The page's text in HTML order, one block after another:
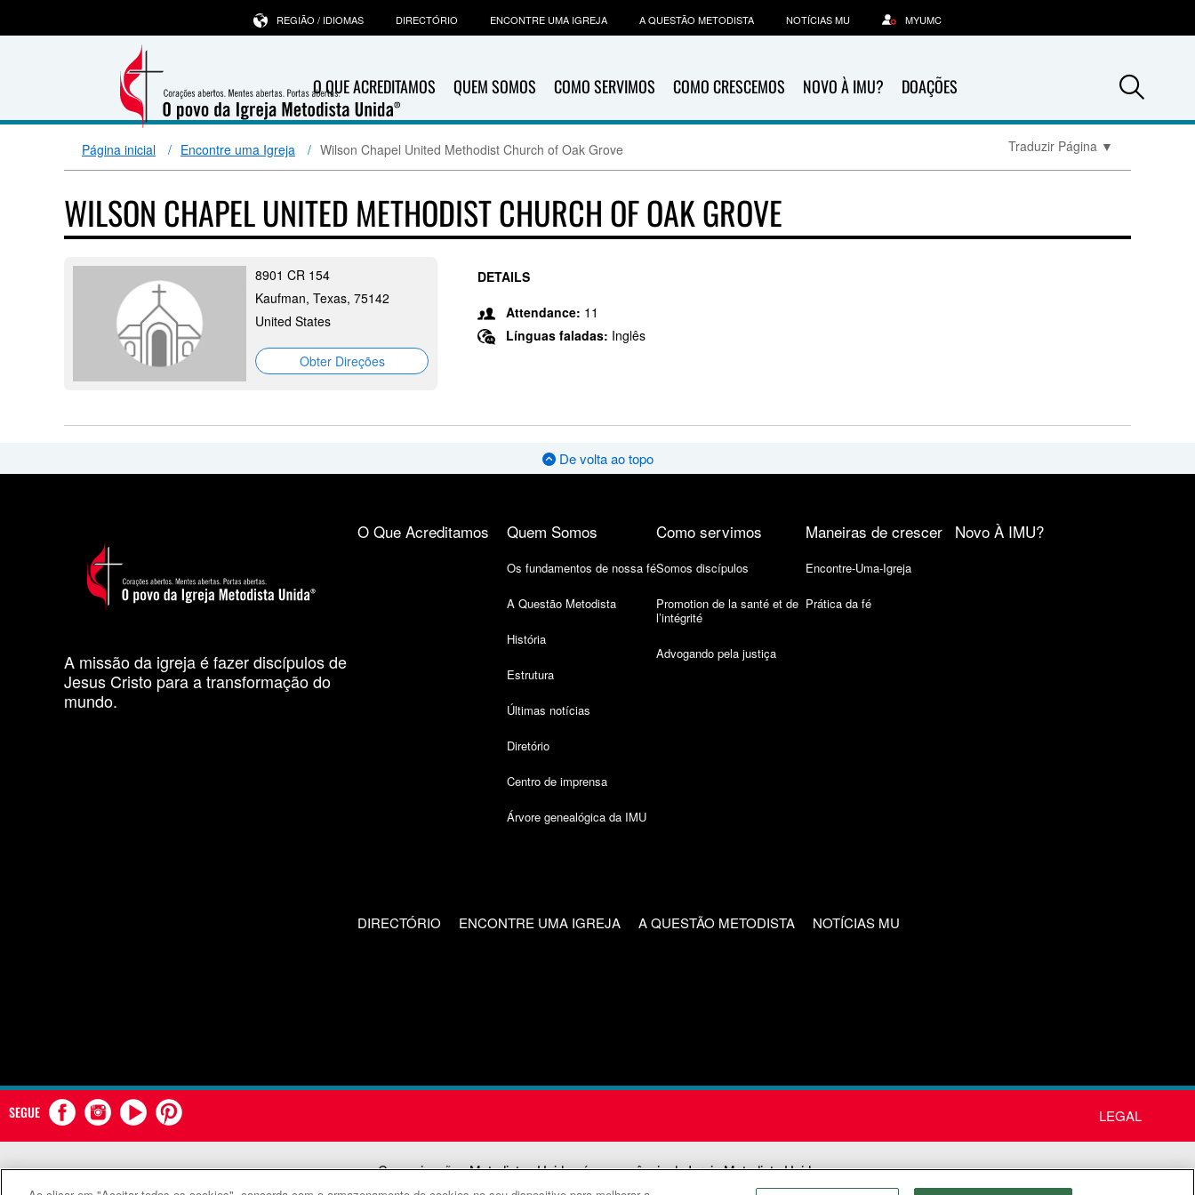
O QUE ACREDITAMOS QUEM SOMOS COMO SERVIMOS COMO CRESCEMOS NOVO À IMU? DOAÇÕES
REGIÃO / IDIOMAS DIRECTÓRIO ENCONTRE UMA IGREJA A QUESTÃO METODISTA NOTÍCIAS MU MYUMC
Página inicial Encontre uma Igreja Wilson Chapel United Methodist Church of Oak Grove Traduzir Página ▼
WILSON CHAPEL UNITED METHODIST CHURCH OF OAK GROVE
8901 CR 154
Kaufman, Texas, 75142
United States
Obter Direções
DETAILS
Attendance: 11
Línguas faladas: Inglês
De volta ao topo
A missão da igreja é fazer discípulos de
Jesus Cristo para a transformação do
mundo.
O Que Acreditamos Quem Somos
Os fundamentos de nossa fé
A Questão Metodista
História
Estrutura
Últimas notícias
Diretório
Centro de imprensa
Árvore genealógica da IMU
Como servimos
Somos discípulos
Promotion de la santé et de
l’intégrité
Advogando pela justiça
Maneiras de crescer
Encontre-Uma-Igreja
Prática da fé
Novo À IMU?
DIRECTÓRIO ENCONTRE UMA IGREJA A QUESTÃO METODISTA NOTÍCIAS MU
SEGUE LEGAL
Comunicações Metodistas Unidas é uma agência da Igreja Metodista Unida